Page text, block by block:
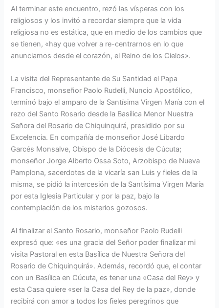
Al terminar este encuentro, rezó las vísperas con los
religiosos y los invitó a recordar siempre que la vida
religiosa no es estática, que en medio de los cambios que
se tienen, «hay que volver a re-centrarnos en lo que
anunciamos desde el corazón, el Reino de los Cielos».
La visita del Representante de Su Santidad el Papa
Francisco, monseñor Paolo Rudelli, Nuncio Apostólico,
terminó bajo el amparo de la Santísima Virgen María con el
rezo del Santo Rosario desde la Basílica Menor Nuestra
Señora del Rosario de Chiquinquirá, presidido por su
Excelencia. En compañía de monseñor José Libardo
Garcés Monsalve, Obispo de la Diócesis de Cúcuta;
monseñor Jorge Alberto Ossa Soto, Arzobispo de Nueva
Pamplona, sacerdotes de la vicaría san Luis y fieles de la
misma, se pidió la intercesión de la Santísima Virgen María
por esta Iglesia Particular y por la paz, bajo la
contemplación de los misterios gozosos.
Al finalizar el Santo Rosario, monseñor Paolo Rudelli
expresó que: «es una gracia del Señor poder finalizar mi
visita Pastoral en esta Basílica de Nuestra Señora del
Rosario de Chiquinquirá». Además, recordó que, el contar
con un Basílica en Cúcuta, es tener una «Casa del Rey» y
esta Casa quiere «ser la Casa del Rey de la paz», donde
recibirá con amor a todos los fieles peregrinos que